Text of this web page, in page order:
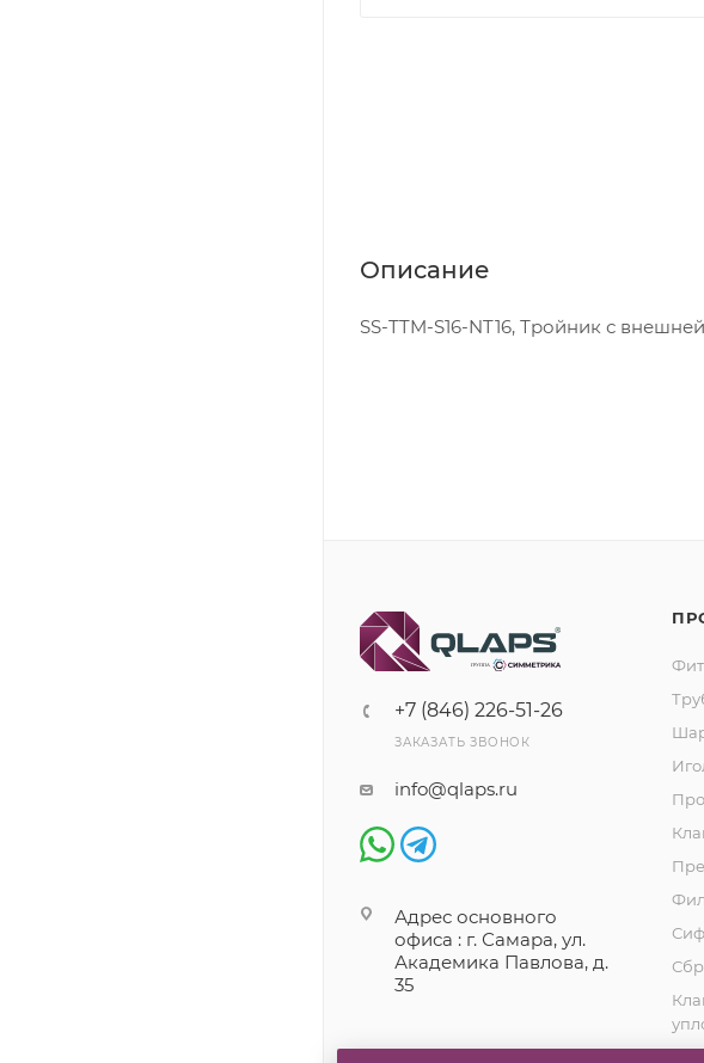
Описание
SS-TTM-S16-NT16, Тройник с
+7 (846) 226-51-26
ЗАКАЗАТЬ ЗВОНОК
info@qlaps.ru
Адрес основного
офиса : г. Самара, ул.
Академика Павлова, д.
35